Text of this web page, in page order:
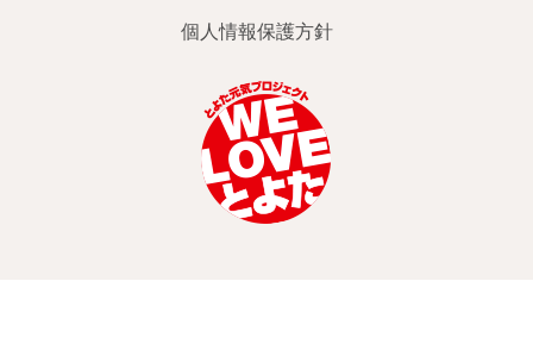
個人情報保護方針